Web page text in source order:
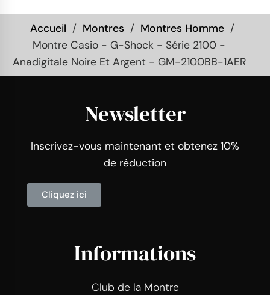
Accueil Montres
Montres Homme
Montre Casio - G-Shock - Série 2100 -
Anadigitale Noire Et Argent - GM-2100BB-1AER
Newsletter
Inscrivez-vous maintenant et obtenez 10%
de réduction
Cliquez ici
Informations
Club de la Montre